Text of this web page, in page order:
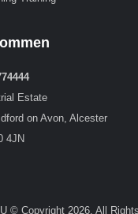
Estate
on Avon, Alcester
4JN
© Copyright 2026. All